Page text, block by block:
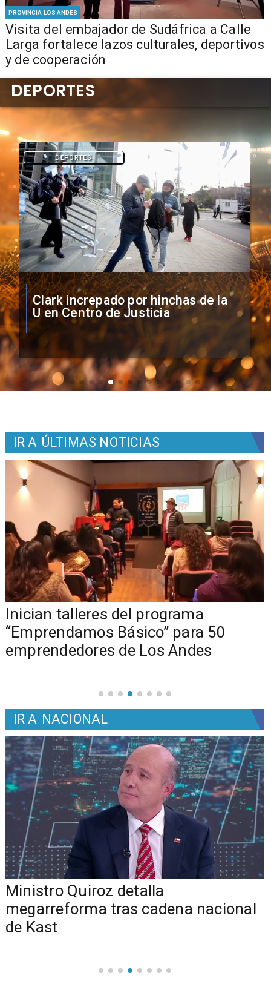
PROVINCIA LOS ANDES
​Visita del embajador de Sudáfrica a Calle
Larga fortalece lazos culturales, deportivos
y de cooperación
Vozinha firma contrato con Colo
Colo como nuevo arquero
DEPORTES
DEPORTES
IR A ÚLTIMAS NOTICIAS
Inician talleres del programa
“Emprendamos Básico” para 50
emprendedores de Los Andes
IR A NACIONAL
Ministro Quiroz detalla
megarreforma tras cadena nacional
de Kast